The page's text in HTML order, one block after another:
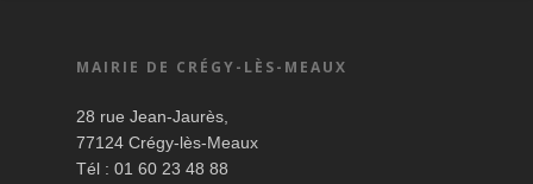
MAIRIE DE CRÉGY-LÈS-MEAUX
28 rue Jean-Jaurès,
77124 Crégy-lès-Meaux
Tél : 01 60 23 48 88